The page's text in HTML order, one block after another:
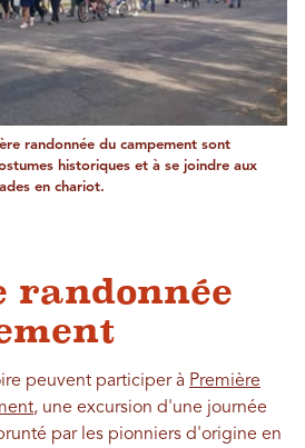
randonnée du campement sont
historiques et à se joindre aux
en chariot.
randonnée
peuvent participer à Première
, une excursion d'une journée
par les pionniers d'origine en